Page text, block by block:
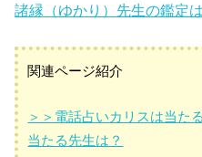
諸縁（ゆかり）先生の鑑定
関連ページ紹介
＞＞電話占いカリスは当た
当たる先生は？